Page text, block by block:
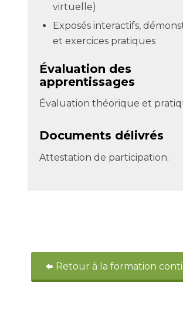
virtuelle)
Exposés interactifs,
et exercices pratiques
Évaluation des
apprentissages
Évaluation théorique et
Documents délivrés
Attestation de participation.
Retour à la formation